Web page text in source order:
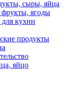
сыры, яйца
ягоды
кухни
продукты
яйцо